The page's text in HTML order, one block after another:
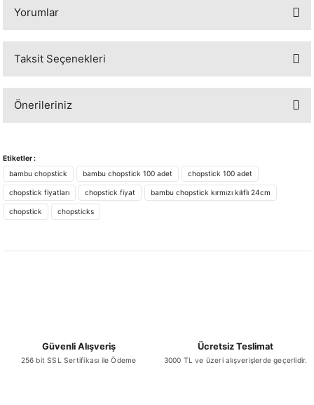
Yorumlar
Taksit Seçenekleri
Önerileriniz
iletebilirsiniz.
Görüş ve önerileriniz için teşekkür ederiz.
Ürün resmi kalitesiz, bozuk veya görüntülenemiyor.
Ürün bilgilerinde hatalar bulunuyor.
Etiketler :
bambu chopstick
bambu chopstick 100 adet chopstick 100 adet
chopstick fiyatları chopstick fiyat bambu chopstick kırmızı kılıflı 24cm
chopstick chopsticks
Güvenli Alışveriş
256 bit SSL Sertifikası ile Ödeme
Ücretsiz Teslimat
3000 TL ve üzeri alışverişlerde geçerlidir.